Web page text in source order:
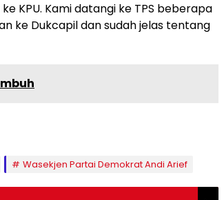
KPU. Kami datangi ke TPS beberapa
ke Dukcapil dan sudah jelas tentang
Wasekjen Partai Demokrat Andi Arief